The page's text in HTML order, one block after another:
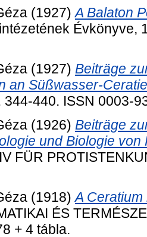
(1927)A Balaton
Évkönyve,
(1927) Beiträge
an Süßwasser-
344-440. ISSN 0003-
(1926) Beiträge
und Biologie
FÜR
(1918)A
ÉS
+ 4 tábla.